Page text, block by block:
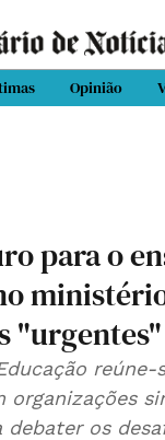
Opinião
para o
"urgentes"
reúne-
organizações
debater os